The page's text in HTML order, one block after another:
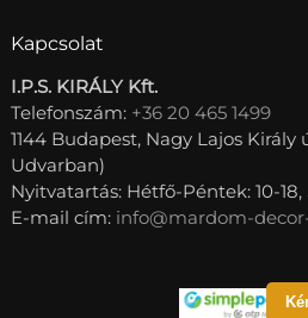
Kapcsolat
I.P.S. KIRÁLY Kft.
Telefonszám: +36 20 465 1499
1144 Budapest, Nagy Lajos Király
Udvarban)
Nyitvatartás: Hétfő-Péntek: 10-18,
E-mail cím: info@mardom-